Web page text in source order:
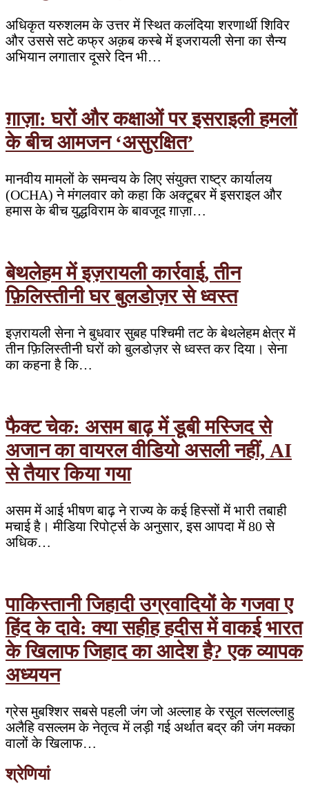
अधिकृत यरुशलम के उत्तर में स्थित कलंदिया शरणार्थी शिविर
और उससे सटे कफ्र अक़ब कस्बे में इजरायली सेना का सैन्य
अभियान लगातार दूसरे दिन भी…
ग़ाज़ा: घरों और कक्षाओं पर इसराइली हमलों
के बीच आमजन ‘असुरक्षित’
मानवीय मामलों के समन्वय के लिए संयुक्त राष्ट्र कार्यालय
(OCHA) ने मंगलवार को कहा कि अक्टूबर में इसराइल और
हमास के बीच युद्धविराम के बावजूद ग़ाज़ा…
बेथलेहम में इज़रायली कार्रवाई, तीन
फ़िलिस्तीनी घर बुलडोज़र से ध्वस्त
इज़रायली सेना ने बुधवार सुबह पश्चिमी तट के बेथलेहम क्षेत्र में
तीन फ़िलिस्तीनी घरों को बुलडोज़र से ध्वस्त कर दिया। सेना
का कहना है कि…
फैक्ट चेक: असम बाढ़ में डूबी मस्जिद से
अजान का वायरल वीडियो असली नहीं, AI
से तैयार किया गया
असम में आई भीषण बाढ़ ने राज्य के कई हिस्सों में भारी तबाही
मचाई है। मीडिया रिपोर्ट्स के अनुसार, इस आपदा में 80 से
अधिक…
पाकिस्तानी जिहादी उग्रवादियों के गजवा ए
हिंद के दावे: क्या सहीह हदीस में वाकई भारत
के खिलाफ जिहाद का आदेश है? एक व्यापक
अध्ययन
ग्रेस मुबश्शिर सबसे पहली जंग जो अल्लाह के रसूल सल्लल्लाहु
अलैहि वसल्लम के नेतृत्व में लड़ी गई अर्थात बद्र की जंग मक्का
वालों के खिलाफ…
श्रेणियां